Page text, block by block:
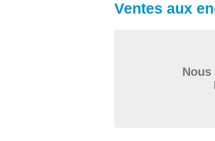
Ventes aux